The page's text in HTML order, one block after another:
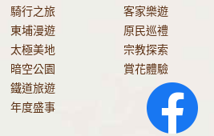
騎行之旅
東埔漫遊
太極美地
暗空公園
鐵道旅遊
年度盛事
客家樂遊
原民巡禮
宗教探索
賞花體驗